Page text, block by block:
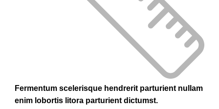
Fermentum scelerisque hendrerit parturient nullam
enim lobortis litora parturient dictumst.